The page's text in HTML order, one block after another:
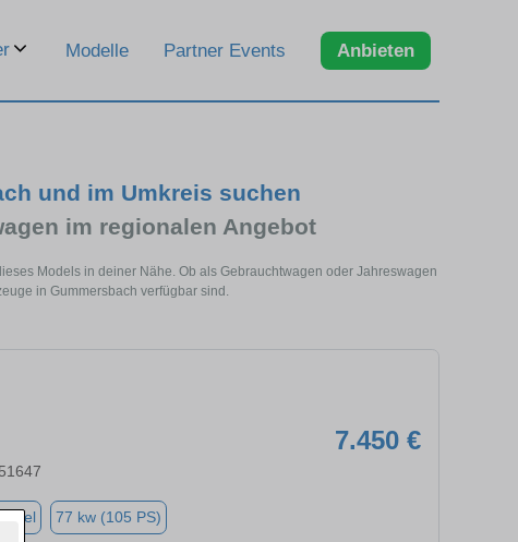
Modelle Partner Events Anbieten
und im Umkreis suchen
im regionalen Angebot
Models in deiner Nähe. Ob als Gebrauchtwagen oder Jahreswagen
in Gummersbach verfügbar sind.
7.450 €
Diesel 77 kw (105 PS)